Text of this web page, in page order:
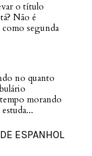
o título
Não é
segunda
no quanto
morando
ESPANHOL